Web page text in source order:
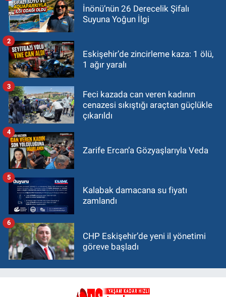
İnönü’nün 26 Derecelik Şifalı
Suyuna Yoğun İlgi
Eskişehir’de zincirleme kaza: 1 ölü,
1 ağır yaralı
2
Feci kazada can veren kadının
cenazesi sıkıştığı araçtan güçlükle
çıkarıldı
3
Zarife Ercan’a Gözyaşlarıyla Veda
4
Kalabak damacana su fiyatı
zamlandı
5
CHP Eskişehir’de yeni il yönetimi
göreve başladı
6